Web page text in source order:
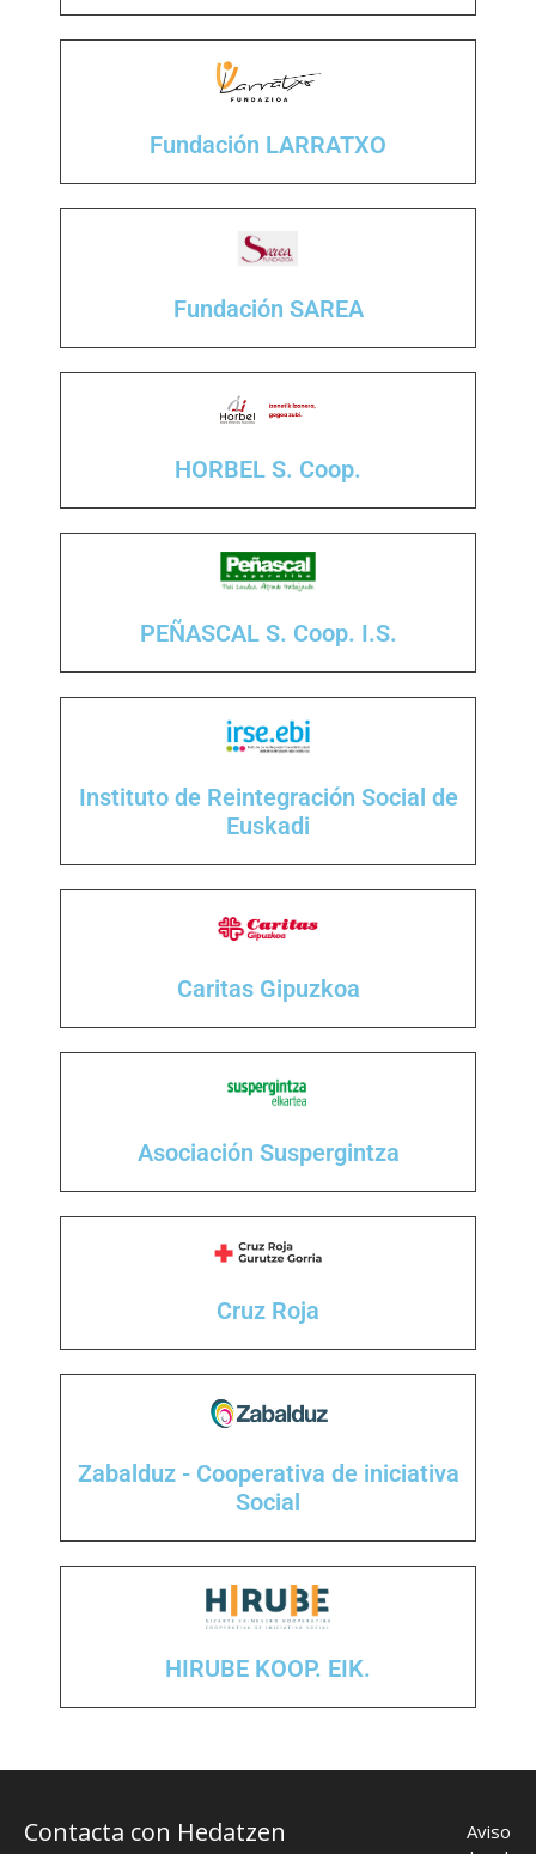
Fundación LARRATXO
Fundación SAREA
HORBEL S. Coop.
PEÑASCAL S. Coop. I.S.
Instituto de Reintegración Social de
Euskadi
Caritas Gipuzkoa
Asociación Suspergintza
Cruz Roja
Zabalduz - Cooperativa de iniciativa
Social
HIRUBE KOOP. EIK.
Contacta con Hedatzen
Aviso